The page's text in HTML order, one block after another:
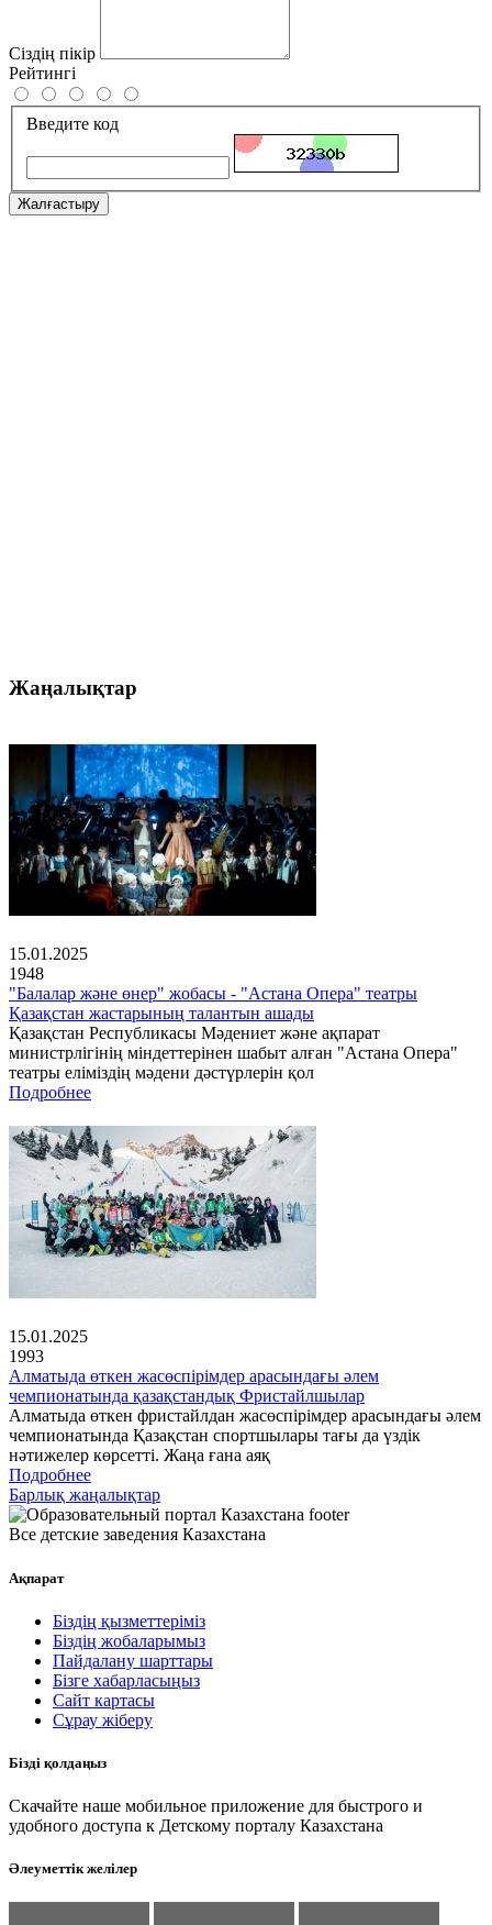
Сіздің пікір
Рейтингі
Введите код
Жалғастыру
Жаңалықтар
15.01.2025
1948
"Балалар және өнер" жобасы - "Астана Опера" театры
Қазақстан жастарының талантын ашады
Қазақстан Республикасы Мәдениет және ақпарат
министрлігінің міндеттерінен шабыт алған "Астана Опера"
театры еліміздің мәдени дәстүрлерін қол
Подробнее
15.01.2025
1993
Алматыда өткен жасөспірімдер арасындағы әлем
чемпионатында қазақстандық Фристайлшылар
Алматыда өткен фристайлдан жасөспірімдер арасындағы әлем
чемпионатында Қазақстан спортшылары тағы да үздік
нәтижелер көрсетті. Жаңа ғана аяқ
Подробнее
Барлық жаңалықтар
Все детские заведения Казахстана
Ақпарат
Біздің қызметтеріміз
Біздің жобаларымыз
Пайдалану шарттары
Бізге хабарласыңыз
Сайт картасы
Сұрау жіберу
Бізді қолдаңыз
Скачайте наше мобильное приложение для быстрого и
удобного доступа к Детскому порталу Казахстана
Әлеуметтік желілер